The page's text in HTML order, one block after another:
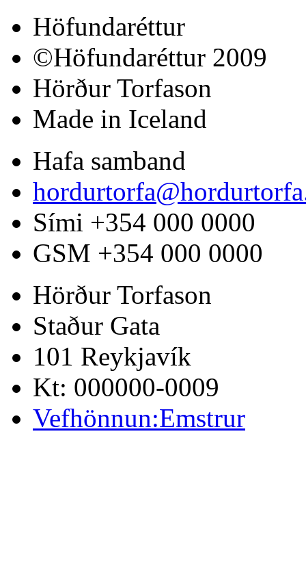
Höfundaréttur
©Höfundaréttur 2009
Hörður Torfason
Made in Iceland
Hafa samband
Sími +354 000 0000
GSM +354 000 0000
Hörður Torfason
Staður Gata
101 Reykjavík
Kt: 000000-0009
Vefhönnun:Emstrur